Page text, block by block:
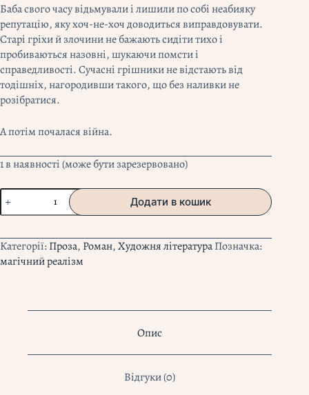
Баба свого часу відьмували і лишили по собі неабияку
репутацію, яку хоч-не-хоч доводиться виправдовувати.
Старі гріхи й злочини не бажають сидіти тихо і
пробиваються назовні, шукаючи помсти і
справедливості. Сучасні грішники не відстають від
тодішніх, нагородивши такого, що без наливки не
розібратися.
А потім почалася війна.
1 в наявності (може бути зарезервовано)
"Шептуха"
Тамара
Зерня
кількість
Додати в кошик
Категорії:Проза, Роман,Художня літератураПозначка:
магічний реалізм
Опис
Відгуки (0)